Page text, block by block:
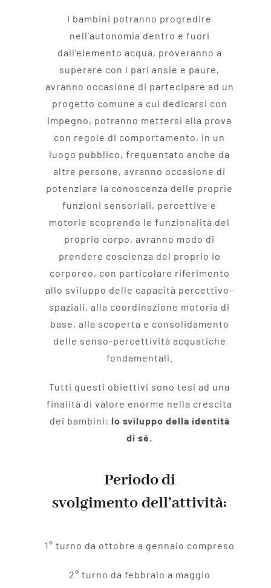
I bambini potranno progredire
nell’autonomia dentro e fuori
dall’elemento acqua, proveranno a
superare con i pari ansie e paure,
avranno occasione di partecipare ad un
progetto comune a cui dedicarsi con
impegno, potranno mettersi alla prova
con regole di comportamento, in un
luogo pubblico, frequentato anche da
altre persone, avranno occasione di
potenziare la conoscenza delle proprie
funzioni sensoriali, percettive e
motorie scoprendo le funzionalità del
proprio corpo, avranno modo di
prendere coscienza del proprio io
corporeo, con particolare riferimento
allo sviluppo delle capacità percettivo-
spaziali, alla coordinazione motoria di
base, alla scoperta e consolidamento
delle senso-percettività acquatiche
fondamentali.
Tutti questi obiettivi sono tesi ad una
finalità di valore enorme nella crescita
dei bambini: lo sviluppo della identità
di sé.
Periodo di
svolgimento dell’attività:
1° turno da ottobre a gennaio compreso
2° turno da febbraio a maggio